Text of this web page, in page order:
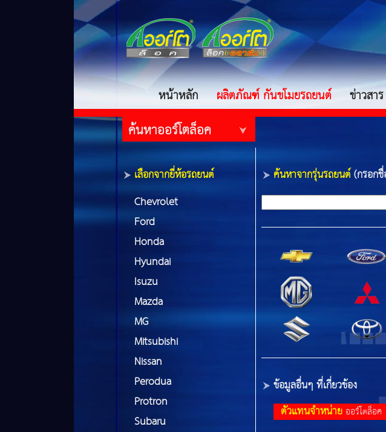
หน้าหลัก ผลิตภัณฑ์ กันขโมยรถยนต์ ข่าวสา
ค้นหาออร์โตล็อค
เลือกจากยี่ห้อรถยนต์
Chevrolet
Ford
Honda
Hyundai
Isuzu
Mazda
MG
Mitsubishi
Nissan
Perodua
Protron
Subaru
ค้นหาจากรุ่นรถยนต์(กรอก
ข้อมูลอื่นๆ ที่เกี่ยวข้อง
ตัวแทนจำหน่ายออร์โตล็อค